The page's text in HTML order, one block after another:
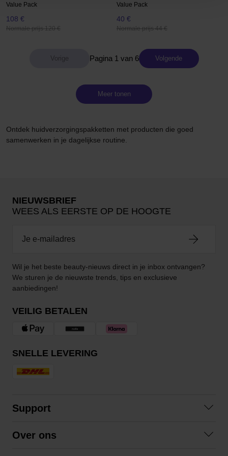
Value Pack
108 €
Normale prijs 120 €
Value Pack
40 €
Normale prijs 44 €
Pagina 1 van 6 Volgende
Meer tonen
Ontdek huidverzorgingspakketten met producten die goed
samenwerken in je dagelijkse routine.
NIEUWSBRIEF
WEES ALS EERSTE OP DE HOOGTE
Wil je het beste beauty-nieuws direct in je inbox ontvangen?
We sturen je de nieuwste trends, tips en exclusieve
aanbiedingen!
VEILIG BETALEN
SNELLE LEVERING
Support
Over ons